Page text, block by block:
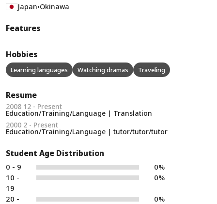
Japan•Okinawa
Features
Hobbies
Learning languages Watching dramas Traveling
Resume
2008 12 - Present
Education/Training/Language | Translation
2000 2 - Present
Education/Training/Language | tutor/tutor/tutor
Student Age Distribution
0 - 9
0%
10 -
19
0%
20 -
0%